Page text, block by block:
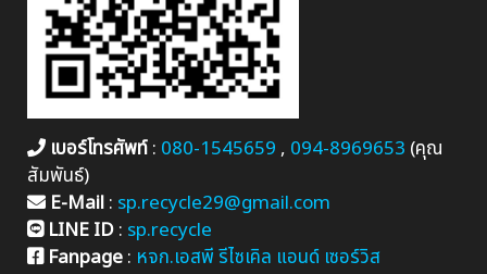
เบอร์โทรศัพท์: 080-1545659, 094-8969653 (คุณ
สัมพันธ์)
E-Mail: sp.recycle29@gmail.com
LINE ID: sp.recycle
Fanpage: หจก.เอสพี รีไซเคิล แอนด์ เซอร์วิส